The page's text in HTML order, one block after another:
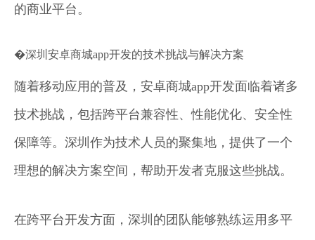
的商业平台。
�深圳安卓商城app开发的技术挑战与解决方案
随着移动应用的普及，安卓商城app开发面临着诸多
技术挑战，包括跨平台兼容性、性能优化、安全性
保障等。深圳作为技术人员的聚集地，提供了一个
理想的解决方案空间，帮助开发者克服这些挑战。
在跨平台开发方面，深圳的团队能够熟练运用多平